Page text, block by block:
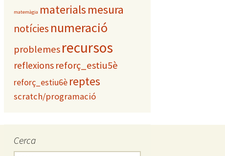
matemàgia materialsmesura
notícies numeració
problemesrecursos
reflexions reforç_estiu5è
reforç_estiu6è reptes
scratch/programació
Cerca